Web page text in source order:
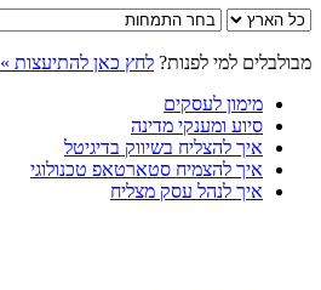
מבולבלים למי לפנות? לחץ כאן להתיעצות »
מימון לעסקים
סיוע ומענקי מדינה
איך להצליח בשיווק בדיגיטל
איך להצמיח סטארטאפ טכנולוגי
איך לנהל עסק מצליח